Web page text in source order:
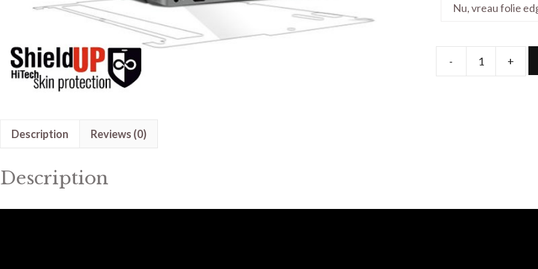
- +
Description Reviews (0)
Description